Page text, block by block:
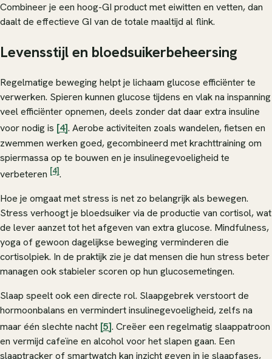
Combineer je een hoog-GI product met eiwitten en vetten, dan
daalt de effectieve GI van de totale maaltijd al flink.
Levensstijl en bloedsuikerbeheersing
Regelmatige beweging helpt je lichaam glucose efficiënter te
verwerken. Spieren kunnen glucose tijdens en vlak na inspanning
veel efficiënter opnemen, deels zonder dat daar extra insuline
voor nodig is [4]. Aerobe activiteiten zoals wandelen, fietsen en
zwemmen werken goed, gecombineerd met krachttraining om
spiermassa op te bouwen en je insulinegevoeligheid te
verbeteren [4].
Hoe je omgaat met stress is net zo belangrijk als bewegen.
Stress verhoogt je bloedsuiker via de productie van cortisol, wat
de lever aanzet tot het afgeven van extra glucose. Mindfulness,
yoga of gewoon dagelijkse beweging verminderen die
cortisolpiek. In de praktijk zie je dat mensen die hun stress beter
managen ook stabieler scoren op hun glucosemetingen.
Slaap speelt ook een directe rol. Slaapgebrek verstoort de
hormoonbalans en vermindert insulinegevoeligheid, zelfs na
maar één slechte nacht [5]. Creëer een regelmatig slaappatroon
en vermijd cafeïne en alcohol voor het slapen gaan. Een
slaaptracker of smartwatch kan inzicht geven in je slaapfases,